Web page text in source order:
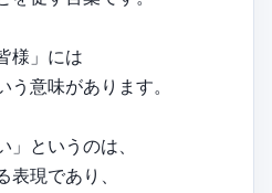
様」には
う意味があります。
」というのは、
現であり、